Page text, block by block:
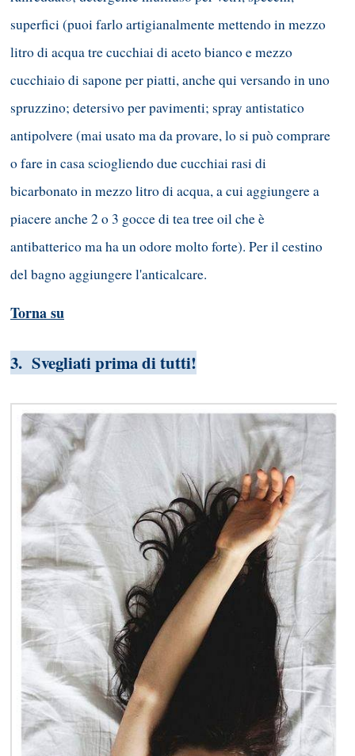
superfici (puoi farlo artigianalmente mettendo in mezzo
litro di acqua tre cucchiai di aceto bianco e mezzo
cucchiaio di sapone per piatti, anche qui versando in uno
spruzzino; detersivo per pavimenti; spray antistatico
antipolvere (mai usato ma da provare, lo si può comprare
o fare in casa sciogliendo due cucchiai rasi di
bicarbonato in mezzo litro di acqua, a cui aggiungere a
piacere anche 2 o 3 gocce di tea tree oil che è
antibatterico ma ha un odore molto forte). Per il cestino
del bagno aggiungere l'anticalcare.
Torna su
3. Svegliati prima di tutti!